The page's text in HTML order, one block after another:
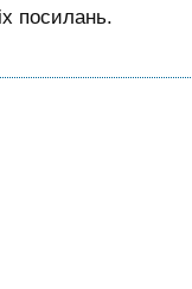
посилань.